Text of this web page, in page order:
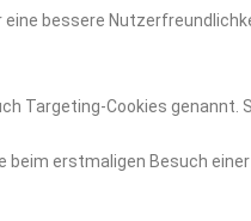
eine bessere
Targeting-Cookies genannt.
beim erstmaligen Besuch